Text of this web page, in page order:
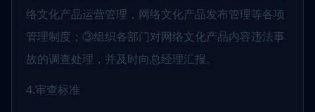
络文化产品运营管理，网络文化产品发布管理等各项
管理制度；③组织各部门对网络文化产品内容违法事
故的调查处理，并及时向总经理汇报。
4.审查标准